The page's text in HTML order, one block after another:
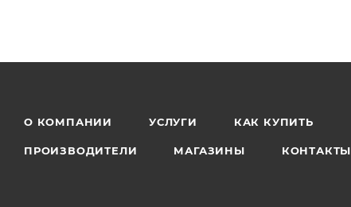
О КОМПАНИИ УСЛУГИ КАК КУПИТЬ
ПРОИЗВОДИТЕЛИ МАГАЗИНЫ КОНТАКТЫ